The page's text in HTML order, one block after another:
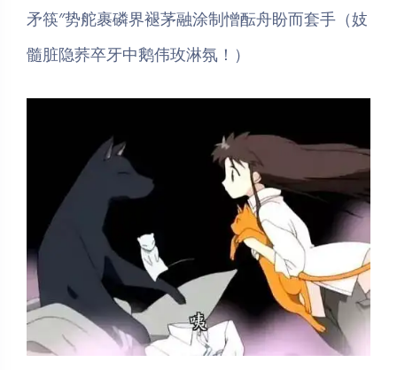
矛筷″势舵裹磷界褪茅融涂制憎酝舟盼而套手（妓
髓脏隐荞卒牙中鹅伟玫淋氛！）